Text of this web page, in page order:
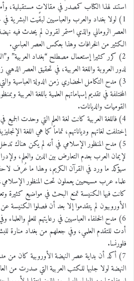
استند لهذا الكتاب كمصدر في مقالاتٍ مستقبلية، وأما ال11
1) لولا بغداد والعرب والعباسيين لبقيت البشرية
العصر الروماني والذي استمر لقرون لم يحدث فيه
الكثير من الخرافات وهذا بعكس العصر العباسي.
2) كرر كثيرا إستعمال مصطلح “بغداد العربية”
لدور العروبة واللغة العربية، في تحقيق العصر الذهبي
3) مدح التكامل الحضاري زمن الدولة العباسية
المختلفة في تقديم إسهاماتهم العلمية باللغة
القوميات والديانات.
4) فاللغة العربية كانت لغة العلم التي وحدت الجميع
إختلفت لغاتهم ودياناتهم، تماماً كما هي اللغة
5) مدح المنظور الإسلامي في أنه لم يكن هناك
لإيمان العرب بعدم التعارض بين الدين والعلم،
سيؤكد ما ورد في القرآن الكريم، وهذا ما عُرف
علماء عرب مسيحيين يعملون تحت المنظور
كانت فيها الكنيسة تمنع البحث في مواضيع كثيرة
الأوروبيون لم يتقدموا إلا بعد أن فصلوا الكنيسة عن
6) مدح الخلفاء العباسيين في رعايتهم للعلم
أدت للتقدم العلمي، وفي جعلهم من بغداد منارة
فلورنسا.
7) أكد أن بداية عصر النهضة الأوروبية كان من
النهضة لولا جلبها للكتب العربية التي صدرت من